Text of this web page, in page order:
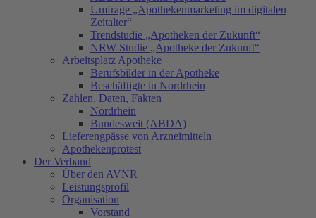
Umfrage „Apothekenmarketing im digitalen
Zeitalter“
Trendstudie „Apotheken der Zukunft“
NRW-Studie „Apotheke der Zukunft“
Arbeitsplatz Apotheke
Berufsbilder in der Apotheke
Beschäftigte in Nordrhein
Zahlen, Daten, Fakten
Nordrhein
Bundesweit (ABDA)
Lieferengpässe von Arzneimitteln
Apothekenprotest
Der Verband
Über den AVNR
Leistungsprofil
Organisation
Vorstand